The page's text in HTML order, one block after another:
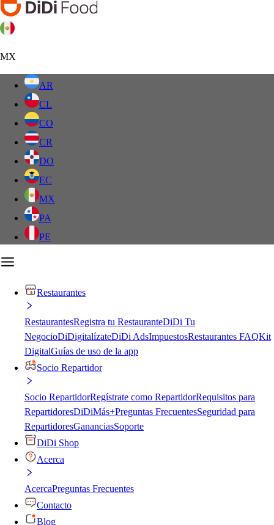
MX
AR
CL
CO
CR
DO
EC
MX
PA
PE
Restaurantes
RestaurantesRegistra tu RestauranteDiDi Tu
NegocioDiDigitalízateDiDi AdsImpuestosRestaurantes FAQKit
DigitalGuías de uso de la app
Socio Repartidor
Socio RepartidorRegístrate como RepartidorRequisitos para
RepartidoresDiDiMás+Preguntas FrecuentesSeguridad para
RepartidoresGananciasSoporte
DiDi Shop
Acerca
AcercaPreguntas Frecuentes
Contacto
Blog